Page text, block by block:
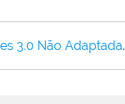
3.0 Não Adaptada.